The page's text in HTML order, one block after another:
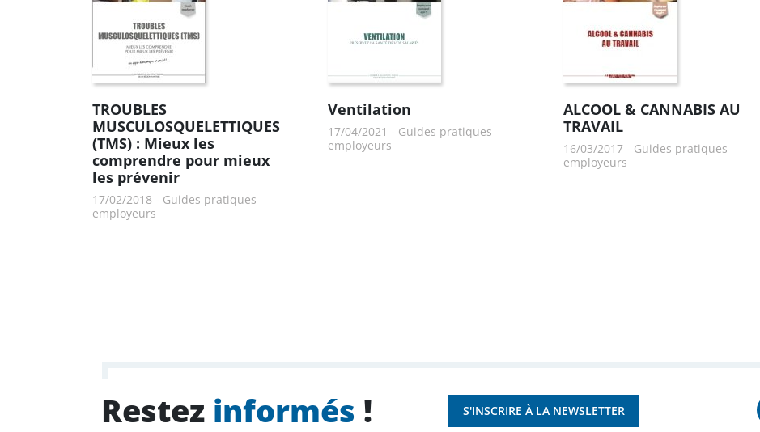
TROUBLES
MUSCULOSQUELETTIQUES
(TMS) : Mieux les
comprendre pour mieux
les prévenir
17/02/2018 - Guides pratiques
employeurs
Ventilation
17/04/2021 - Guides pratiques
employeurs
ALCOOL & CANNABIS AU
TRAVAIL
16/03/2017 - Guides pratiques
employeurs
Restez informés ! S'INSCRIRE À LA NEWSLETTER